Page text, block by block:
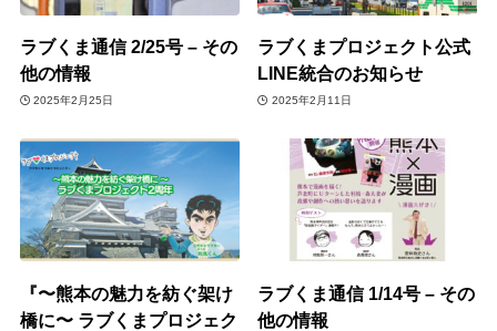
ラブくま通信 2/25号 – その
他の情報
2025年2月25日
ラブくまプロジェクト公式
LINE統合のお知らせ
2025年2月11日
『〜熊本の魅力を紡ぐ架け
橋に〜 ラブくまプロジェク
ラブくま通信 1/14号 – その
他の情報